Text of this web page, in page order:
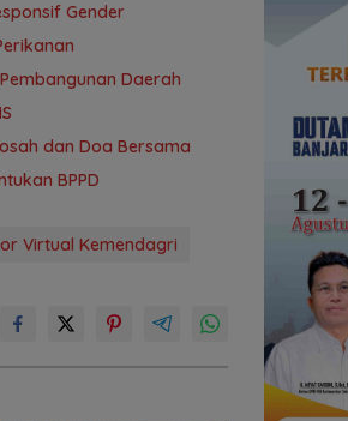
Gender
Daerah
dan Doa Bersama
BPPD
Virtual Kemendagri